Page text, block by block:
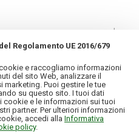
Regolamento UE 2016/679
e raccogliamo informazioni
del sito Web, analizzare il
Puoi gestire le tue
su questo sito. I tuoi dati
cookie e le informazioni sui tuoi
partner. Per ulteriori informazioni
accedi alla Informativa
policy.